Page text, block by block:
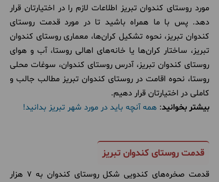
مورد روستای کندوان تبریز اطلاعات لازم را در اختیارتان قرار
دهد. پس با ما همراه باشید تا در مورد قدمت روستای
کندوان تبریز، نحوه تشکیل کران‌ها، معماری روستای کندوان
تبریز، ساختار کران‌ها یا خانه‌های اهالی روستا، آب و هوای
روستای کندوان تبریز، آدرس روستای کندوان، سوغات محلی
روستا، نحوه اقامت در روستای کندوان تبریز مطالب جالب و
کاملی در اختیارتان قرار دهیم.
بیشتر بخوانید: همه آنچه باید در مورد شهر تبریز بدانید!
قدمت روستای کندوان تبریز
قدمت صخره‌های کندویی شکل روستای کندوان به 7 هزار